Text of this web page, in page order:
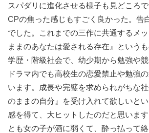
スパダリに進化させる様子も見どころ
CPの焦った感じもすごく良かった。告
でした。これまでの三作に共通するメ
ままのあなたは愛される存在』という
学歴・階級社会で、幼少期から勉強や競
ドラマ内でも高校生の恋愛禁止や勉強
います。成長や完璧を求められがちな
のままの自分』を受け入れて欲しいと
感を得て、大ヒットしたのだと思いま
とも女の子が酒に弱くて、酔っ払って